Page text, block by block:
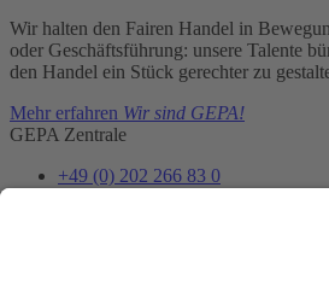
Wir halten den Fairen Handel in
oder Geschäftsführung: unsere Talente
den Handel ein Stück gerechter zu
Mehr erfahren Wir sind GEPA!
GEPA Zentrale
+49 (0) 202 266 83 0